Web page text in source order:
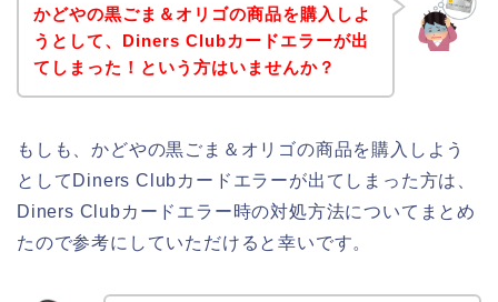
かどやの黒ごま＆オリゴの商品を購入しよ
うとして、Diners Clubカードエラーが出
てしまった！という方はいませんか？
もしも、かどやの黒ごま＆オリゴの商品を購入しよう
としてDiners Clubカードエラーが出てしまった方は、
Diners Clubカードエラー時の対処方法についてまとめ
たので参考にしていただけると幸いです。